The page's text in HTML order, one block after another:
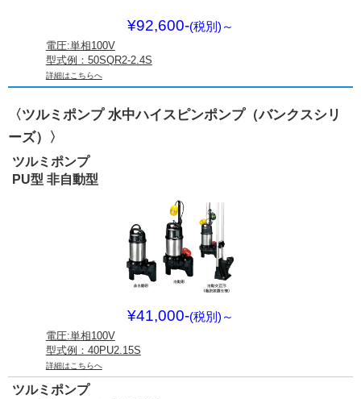
¥92,600-(税別) ～
電圧:単相100V
型式例：50SQR2-2.4S
詳細はこちらへ
〈ツルミポンプ 水中ハイスピンポンプ（バンクスシリ
ーズ）〉
ツルミポンプ
PU型 非自動型
¥41,000-(税別) ～
電圧:単相100V
型式例：40PU2.15S
詳細はこちらへ
ツルミポンプ